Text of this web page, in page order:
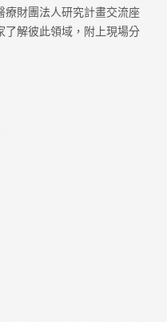
財團法人研究計畫交流座
解彼此領域，附上現場分